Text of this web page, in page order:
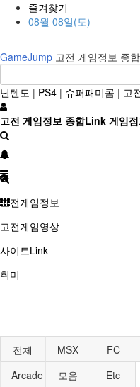
즐겨찾기
08월 08일(토)
GameJump 고전 게임정보 종
닌텐도 | PS4 | 슈퍼패미콤 | 고
고전 게임정보 종합Link 게임
고전게임정보
고전게임영상
사이트Link
취미
전체 MSX FC
Arcade
모음
Etc